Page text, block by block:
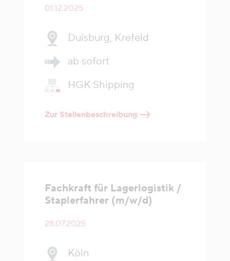
01.12.2025
Duisburg, Krefeld
ab sofort
HGK Shipping
Zur Stellenbeschreibung
Fachkraft für Lagerlogistik /
Staplerfahrer (m/w/d)
28.07.2025
Köln